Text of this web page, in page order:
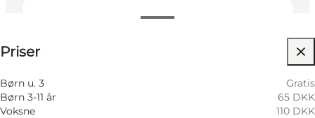
Priser
Børn u. 3
Gratis
Børn 3-11 år
65 DKK
Voksne
110 DKK